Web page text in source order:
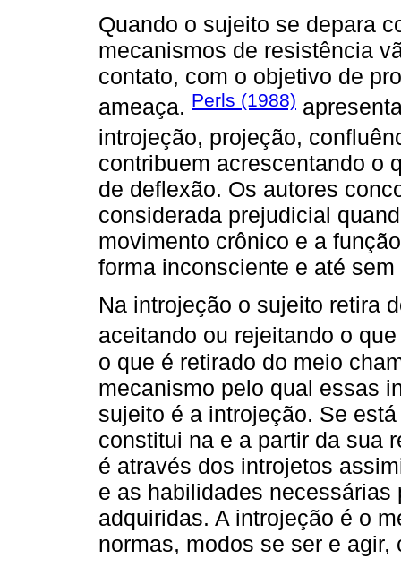
Quando o sujeito se depara
mecanismos de resistência
contato, com o objetivo de
ameaça. Perls (1988)
introjeção, projeção,
contribuem acrescentando o
de deflexão. Os autores
considerada prejudicial
movimento crônico e a
forma inconsciente e até
Na introjeção o sujeito retira
aceitando ou rejeitando o
o que é retirado do meio
mecanismo pelo qual essas
sujeito é a introjeção. Se
constitui na e a partir da sua
é através dos introjetos
e as habilidades
adquiridas. A introjeção é o
normas, modos se ser e